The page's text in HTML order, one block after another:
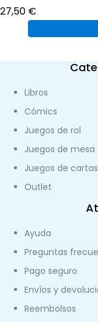
27,50 €
Libros
Cómics
Juegos de rol
Juegos de mesa
Juegos de cartas
Outlet
Ayuda
Preguntas
Pago seguro
Envíos y
Reembolsos